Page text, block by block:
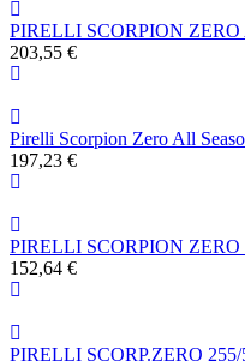
PIRELLI SCORPION ZERO
203,55 €
Pirelli Scorpion Zero All
197,23 €
PIRELLI SCORPION ZERO
152,64 €
PIRELLI SCORP.ZERO 255/